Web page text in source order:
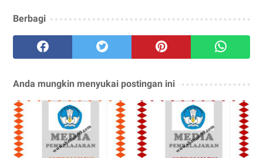
Berbagi
Anda mungkin menyukai postingan ini